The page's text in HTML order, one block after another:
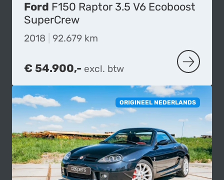
Ford F150 Raptor 3.5 V6 Ecoboost
SuperCrew
2018 92.679 km
€ 54.900,- excl. btw MEER
ORIGINEEL NEDERLANDS